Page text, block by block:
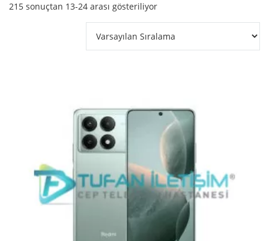
215 sonuçtan 13-24 arası gösteriliyor